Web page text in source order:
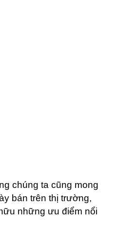
chúng ta cũng mong
bán trên thị trường,
những ưu điểm nổi